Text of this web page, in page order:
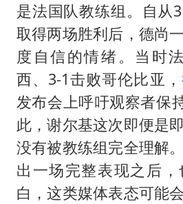
是法国队教练组。自从
取得两场胜利后，德尚
度自信的情绪。当时
西、3-1击败哥伦比亚，
发布会上呼吁观察者保
此，谢尔基这次即便是
没有被教练组完全理解
出一场完整表现之后
白，这类媒体表态可能